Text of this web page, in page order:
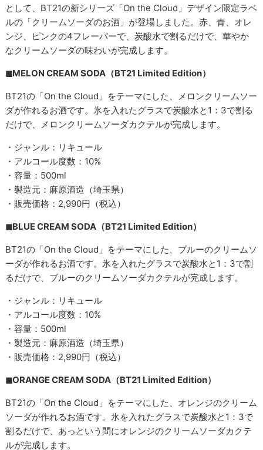
として、BT21の新シリーズ「On the Cloud」デザイン限定ラベ
ルの「クリームソーダのお酒」が登場しました。赤、青、オレ
ンジ、ピンクの4フレーバーで、炭酸水で割るだけで、華やか
なクリームソーダの味わいが完成します。
◼︎MELON CREAM SODA（BT21 Limited Edition）
BT21の「On the Cloud」をテーマにした、メロンクリームソー
ダが作れるお酒です。氷を入れたグラスで炭酸水と1：3で割る
だけで、メロンクリームソーダカクテルが完成します。
・ジャンル：リキュール
・アルコール度数：10%
・容量：500ml
・製造元：麻原酒造（埼玉県）
・販売価格：2,990円（税込）
◼︎BLUE CREAM SODA（BT21 Limited Edition）
BT21の「On the Cloud」をテーマにした、ブルーのクリームソ
ーダが作れるお酒です。氷を入れたグラスで炭酸水と1：3で割
るだけで、ブルーのクリームソーダカクテルが完成します。
・ジャンル：リキュール
・アルコール度数：10%
・容量：500ml
・製造元：麻原酒造（埼玉県）
・販売価格：2,990円（税込）
◼︎ORANGE CREAM SODA（BT21 Limited Edition）
BT21の「On the Cloud」をテーマにした、オレンジのクリーム
ソーダが作れるお酒です。氷を入れたグラスで炭酸水と1：3で
割るだけで、あっという間にオレンジのクリームソーダカクテ
ルが完成します。